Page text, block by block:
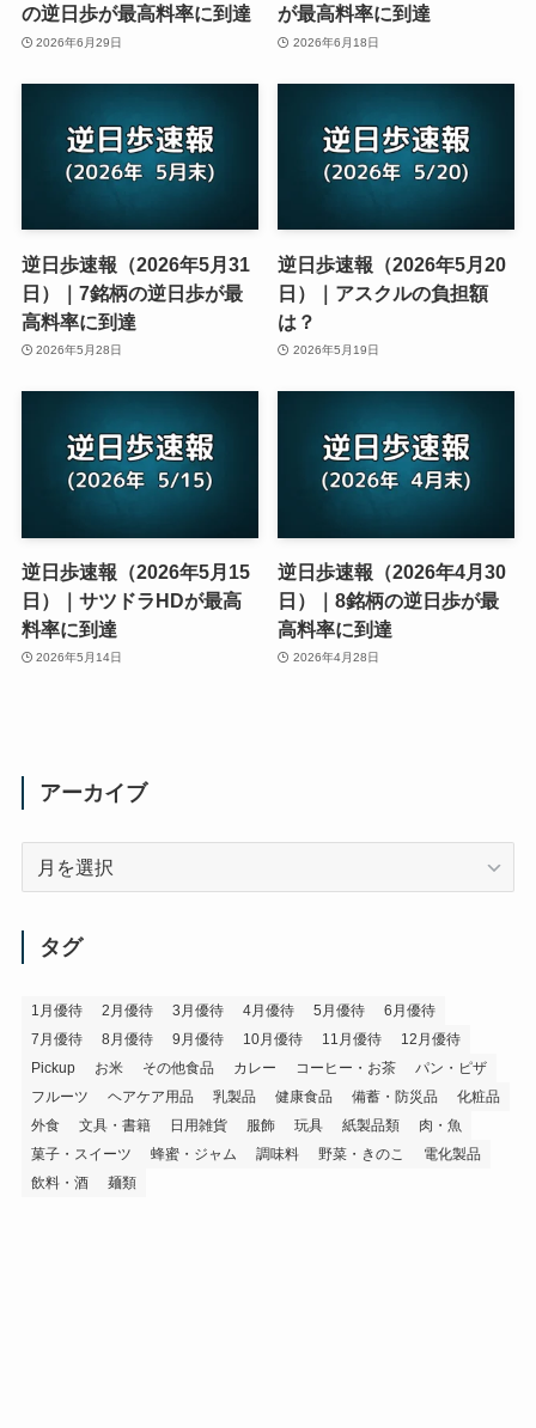
の逆日歩が最高料率に到達
2026年6月29日
が最高料率に到達
2026年6月18日
逆日歩速報（2026年5月31
日）｜7銘柄の逆日歩が最
高料率に到達
2026年5月28日
逆日歩速報（2026年5月20
日）｜アスクルの負担額
は？
2026年5月19日
逆日歩速報（2026年5月15
日）｜サツドラHDが最高
料率に到達
2026年5月14日
逆日歩速報（2026年4月30
日）｜8銘柄の逆日歩が最
高料率に到達
2026年4月28日
アーカイブ
タグ
1月優待 2月優待 3月優待 4月優待 5月優待
6月優待
7月優待
8月優待 9月優待 10月優待 11月優待
12月優待
Pickup
お米 その他食品 カレー コーヒー・お茶
パン・ピザ
フルーツ
ヘアケア用品 乳製品 健康食品 備蓄・防災品
化粧品
外食
文具・書籍 日用雑貨 服飾 玩具 紙製品類
肉・魚
菓子・スイーツ
蜂蜜・ジャム 調味料 野菜・きのこ
電化製品
飲料・酒
麺類